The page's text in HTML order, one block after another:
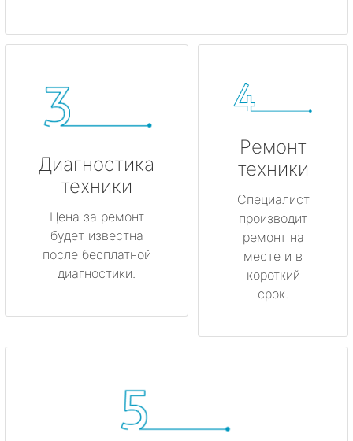
Диагностика
техники
Цена за ремонт
будет известна
после бесплатной
диагностики.
Ремонт
техники
Специалист
производит
ремонт на
месте и в
короткий
срок.